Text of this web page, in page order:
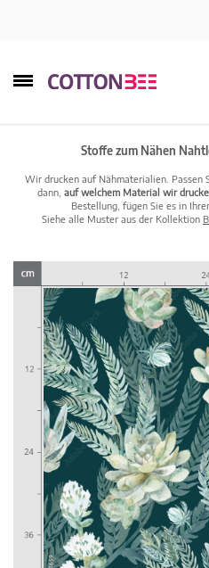
Stoffe zum Nähen
Wir drucken auf Nähmaterialien. Passen
dann, auf welchem Material wir
Bestellung, fügen Sie es in
Siehe alle Muster aus der Kollektion